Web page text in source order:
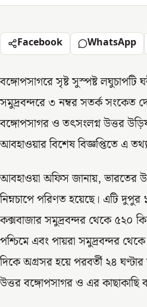
Facebook WhatsApp
বঙ্গোপসাগরে সৃষ্ট সুস্পষ্ট
সমুদ্রবন্দরে ৩ নম্বর সতর্ক সংকেত
বঙ্গোপসাগর ও তৎসংলগ্ন উত্তর
আবহাওয়ার বিশেষ বিজ্ঞপ্তিতে এ
আবহাওয়া অফিস জানায়, ভারতের
নিম্নচাপে পরিণত হয়েছে। এটি দুপুর
কক্সবাজার সমুদ্রবন্দর থেকে ৫২০
পশ্চিমে এবং পায়রা সমুদ্রবন্দর
দিকে অগ্রসর হয়ে পরবর্তী ২৪
উত্তর বঙ্গোপসাগর ও এর